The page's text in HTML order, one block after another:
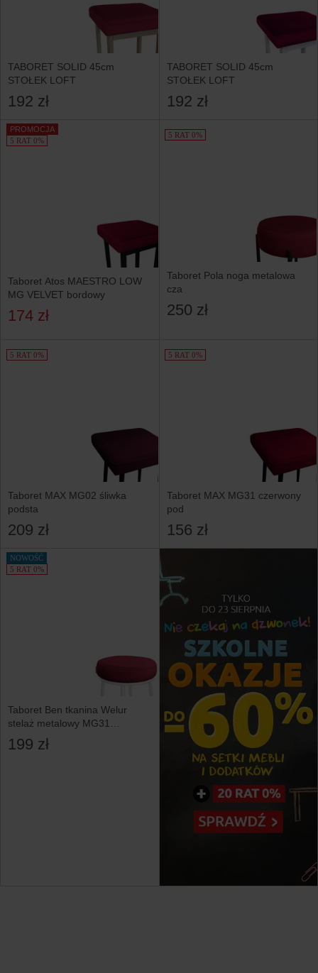
TABORET SOLID 45cm
STOŁEK LOFT
192 zł
TABORET SOLID 45cm
STOŁEK LOFT
192 zł
PROMOCJA
5 RAT 0%
Taboret Atos MAESTRO LOW
MG VELVET bordowy
174 zł
5 RAT 0%
Taboret Pola noga metalowa
cza
250 zł
5 RAT 0%
Taboret MAX MG02 śliwka
podsta
209 zł
5 RAT 0%
Taboret MAX MG31 czerwony
pod
156 zł
NOWOŚĆ
5 RAT 0%
Taboret Ben tkanina Welur
stelaż metalowy MG31
podstawa biała
199 zł